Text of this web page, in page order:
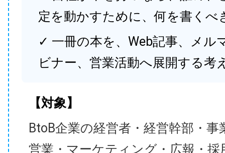
定を動かすために、何を書くべ
✓ 一冊の本を、Web記事、メル
ビナー、営業活動へ展開する考
【対象】
BtoB企業の経営者・経営幹部・事
営業・マーケティング・広報・採